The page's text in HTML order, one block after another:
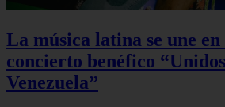
La música latina se une
concierto benéfico
Venezuela”